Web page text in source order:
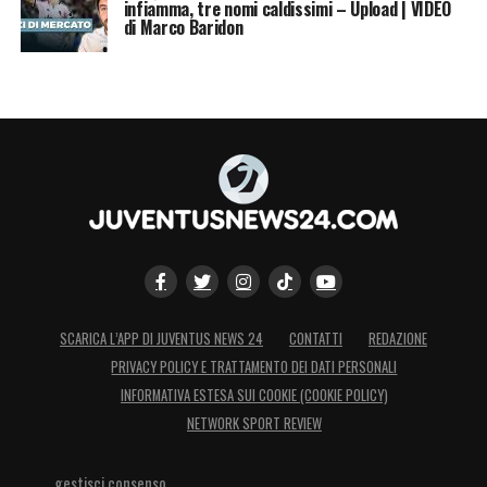
facendo, dobbiamo continuare a lavorare e
imparare dagli errori commessi per non
infiamma, tre nomi caldissimi – Upload | VIDEO
di Marco Baridon
SCARICA L’APP DI JUVENTUS NEWS 24 CONTATTI
REDAZIONE
PRIVACY POLICY E TRATTAMENTO DEI DATI PERSONALI
INFORMATIVA ESTESA SUI COOKIE (COOKIE POLICY)
NETWORK SPORT REVIEW